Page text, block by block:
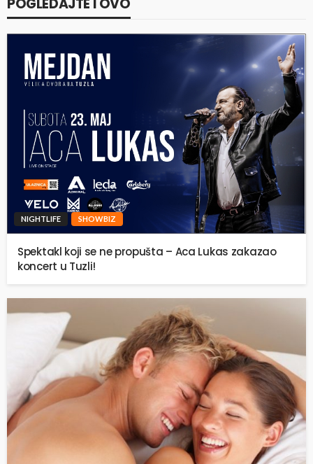
POGLEDAJTE I OVO
NIGHTLIFE SHOWBIZ
Spektakl koji se ne propušta – Aca Lukas zakazao
koncert u Tuzli!